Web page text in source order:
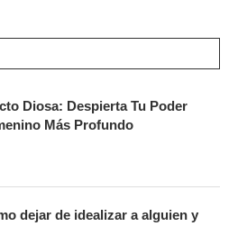
Diosa: Despierta Tu Poder
Más Profundo
dejar de idealizar a alguien y